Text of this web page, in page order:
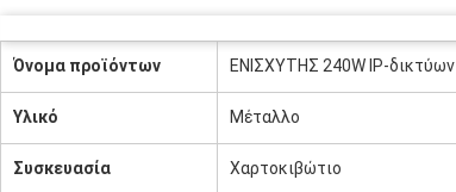
Όνομα προϊόντων ΕΝΙΣΧΥΤΗΣ 240W IP-δικτύων
Υλικό Μέταλλο
Συσκευασία Χαρτοκιβώτιο